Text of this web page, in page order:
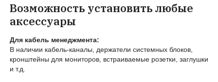
Возможность установить любые
аксессуары
Для кабель менеджмента:
В наличии кабель-каналы, держатели системных блоков,
кронштейны для мониторов, встраиваемые розетки, заглушки
и т.д.